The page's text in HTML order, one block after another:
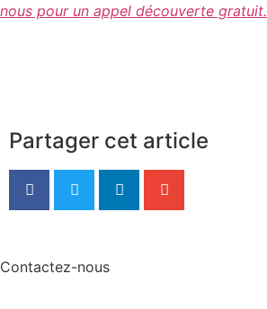
nous pour un appel découverte gratuit.
Partager cet article
Contactez-nous